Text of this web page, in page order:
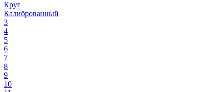
Круг
Калиброванный
3
4
5
6
7
8
9
10